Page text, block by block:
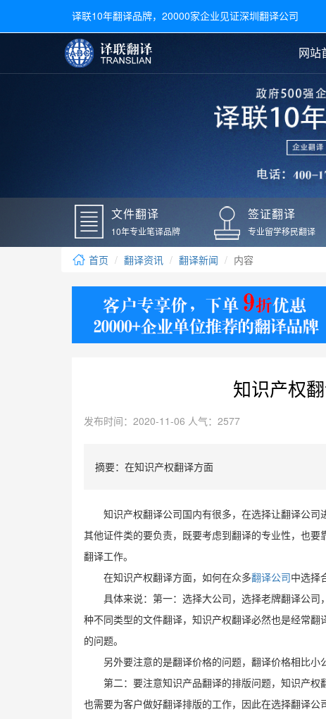
译联10年翻译品牌，20000家企业见证深圳翻译公司
网站
文件翻译 医
广交会翻译
常用语种翻译
日语翻译
德语翻译
毕业证翻译
户口本翻译
学位证翻译
身份证翻译
签证
银行流
驾照翻
疫苗本
新冠
核酸检
译
翻译新闻
文件翻译
10年专业笔译品牌
签证翻译
专业留学移民翻译
首页 翻译资讯 翻译新闻 内容
知识产权
发布时间：2020-11-06 人气：2577
摘要：在知识产权翻译方面
知识产权翻译公司国内有很多，在选择让翻译公
其他证件类的要负责，既要考虑到翻译的专业性，也
翻译工作。
在知识产权翻译方面，如何在众多翻译公司 中选择
具体来说：第一：选择大公司，选择老牌翻译公
种不同类型的文件翻译，知识产权翻译必然也是经常
的问题。
另外要注意的是翻译价格的问题，翻译价格相比小
第二：要注意知识产品翻译的排版问题，知识产
也需要为客户做好翻译排版的工作，因此在选择翻译公